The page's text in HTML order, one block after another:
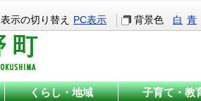
表示の切り替え PC表示 背景色 白 青
くらし・地域 子育て・教